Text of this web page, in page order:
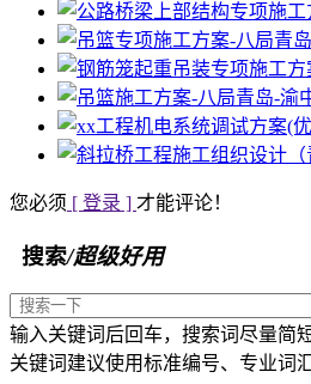
您必须 [ 登录 ] 才能评论！
搜索/超级好用
输入关键词后回车，搜索词尽量简
关键词建议使用标准编号、专业词